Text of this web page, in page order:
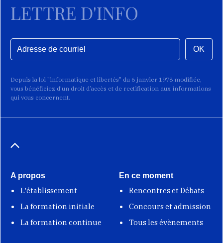
LETTRE D'INFO
OK
Depuis la loi "informatique et libertés" du 6 janvier 1978 modifiée,
vous bénéficiez d’un droit d’accès et de rectification aux informations
qui vous concernent.
A propos
L'établissement
La formation initiale
La formation continue
En ce moment
Rencontres et Débats
Concours et admission
Tous les évènements